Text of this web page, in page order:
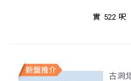
實 522 呎
古洞